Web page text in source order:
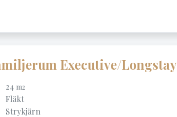
Executive/Longstay
24 m2
Fläkt
Strykjärn